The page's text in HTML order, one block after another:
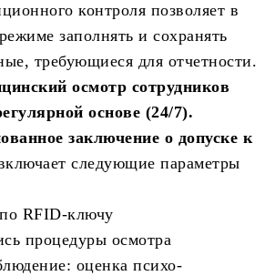
контроля позволяет в
заполнять и сохранять
требующиеся для отчетности.
осмотр сотрудников
основе (24/7).
заключение о допуске к
следующие параметры
RFID-ключу
процедуры осмотра
оценка психо-